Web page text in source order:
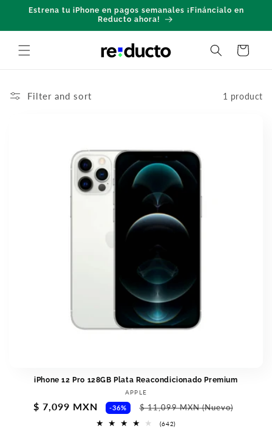
Skip to
Estrena tu iPhone en pagos semanales ¡Fináncialo en
Reducto ahora!
Cart
Filter and sort 1 product
iPhone 12 Pro 128GB Plata Reacondicionado Premium
Vendor:
APPLE
Sale
$ 7,099 MXN -36%
Regular
price
$ 11,099 MXN(Nuevo)
(642)